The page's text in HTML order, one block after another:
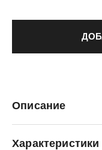
Описание
Характеристики